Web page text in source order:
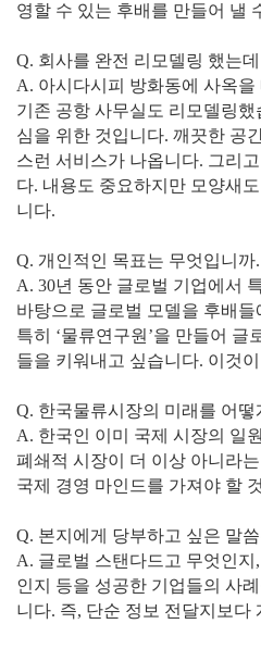
영할 수 있는 후배를 만들어 낼
Q. 회사를 완전 리모델링 했는
A. 아시다시피 방화동에 사옥
기존 공항 사무실도 리모델링
심을 위한 것입니다. 깨끗한 공
스런 서비스가 나옵니다. 그리
다. 내용도 중요하지만 모양새
니다.
Q. 개인적인 목표는 무엇입니까.
A. 30년 동안 글로벌 기업에서
바탕으로 글로벌 모델을 후배
특히 ‘물류연구원’을 만들어 글
들을 키워내고 싶습니다. 이것
Q. 한국물류시장의 미래를 어떻
A. 한국인 이미 국제 시장의 일
폐쇄적 시장이 더 이상 아니라
국제 경영 마인드를 가져야 할
Q. 본지에게 당부하고 싶은 말
A. 글로벌 스탠다드고 무엇인
인지 등을 성공한 기업들의 사
니다. 즉, 단순 정보 전달지보다